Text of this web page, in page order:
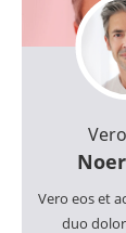
Vero eos et
duo